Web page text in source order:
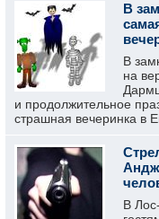
В
В
на
и продолжительное
страшная вечеринка в
В